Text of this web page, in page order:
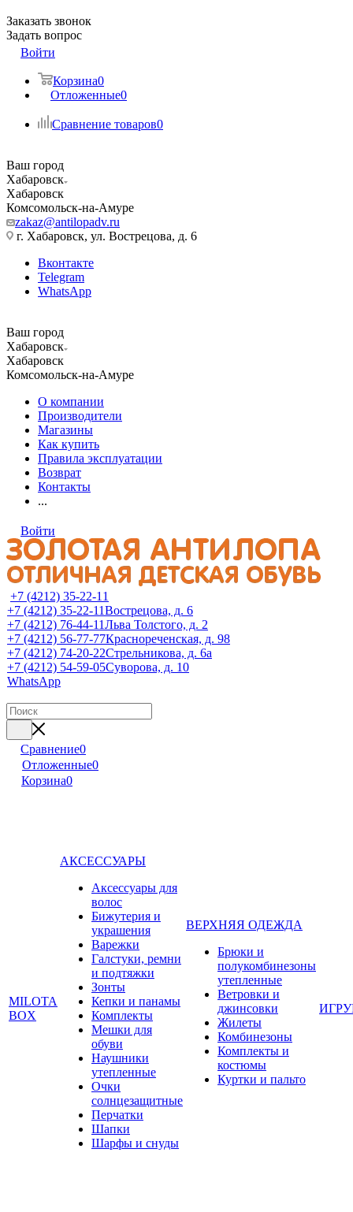
Заказать звонок
Задать вопрос
Войти
Корзина0
Отложенные0
Сравнение товаров0
Ваш город
Хабаровск
Хабаровск
Комсомольск-на-Амуре
zakaz@antilopadv.ru
г. Хабаровск, ул. Вострецова, д. 6
Вконтакте
Telegram
WhatsApp
Ваш город
Хабаровск
Хабаровск
Комсомольск-на-Амуре
О компании
Производители
Магазины
Как купить
Правила эксплуатации
Возврат
Контакты
...
Войти
+7 (4212) 35-22-11
+7 (4212) 35-22-11Вострецова, д. 6
+7 (4212) 76-44-11Льва Толстого, д. 2
+7 (4212) 56-77-77Краснореченская, д. 98
+7 (4212) 74-20-22Стрельникова, д. 6а
+7 (4212) 54-59-05Суворова, д. 10
WhatsApp
Сравнение0
Отложенные0
Корзина0
MILOTA
BOX
АКСЕССУАРЫ
Аксессуары для
волос
Бижутерия и
украшения
Варежки
Галстуки, ремни
и подтяжки
Зонты
Кепки и панамы
Комплекты
Мешки для
обуви
Наушники
утепленные
Очки
солнцезащитные
Перчатки
Шапки
Шарфы и снуды
ВЕРХНЯЯ ОДЕЖДА
Брюки и
полукомбинезоны
утепленные
Ветровки и
джинсовки
Жилеты
Комбинезоны
Комплекты и
костюмы
Куртки и пальто